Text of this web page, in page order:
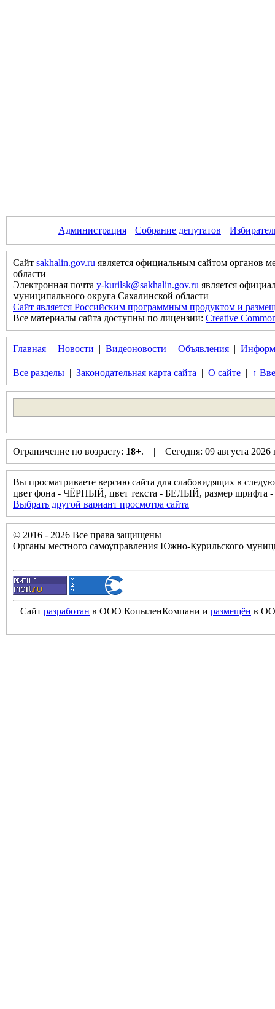
Администрация Собрание депутатов
Сайт sakhalin.gov.ru является официальным сайтом органов
области
Электронная почта y-kurilsk@sakhalin.gov.ru является
муниципального округа Сахалинской области
Сайт является Российским программным продуктом и
Все материалы сайта доступны по лицензии: Creative
Главная | Новости | Видеоновости | Объявления |
Все разделы | Законодательная карта сайта | О сайте | ↑
Ограничение по возрасту: 18+. | Сегодня: 09 августа
Вы просматриваете версию сайта для слабовидящих в
цвет фона - ЧЁРНЫЙ, цвет текста - БЕЛЫЙ, размер
Выбрать другой вариант просмотра сайта
© 2016 - 2026 Все права защищены
Органы местного самоуправления Южно-Курильского
Сайт разработан в ООО КопыленКомпани и размещён в